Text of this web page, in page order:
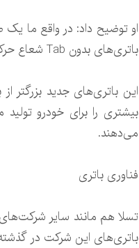
او توضیح داد: در واقع ما یک
باتری‌های بدون Tab شعاع حرکتی خودرو‌های الکتریکی را ۱۶ درصد افزایش می‌دهد.
می‌دهند.
فناوری باتری
تسلا هم مانند سایر
باتری‌های این شرکت در